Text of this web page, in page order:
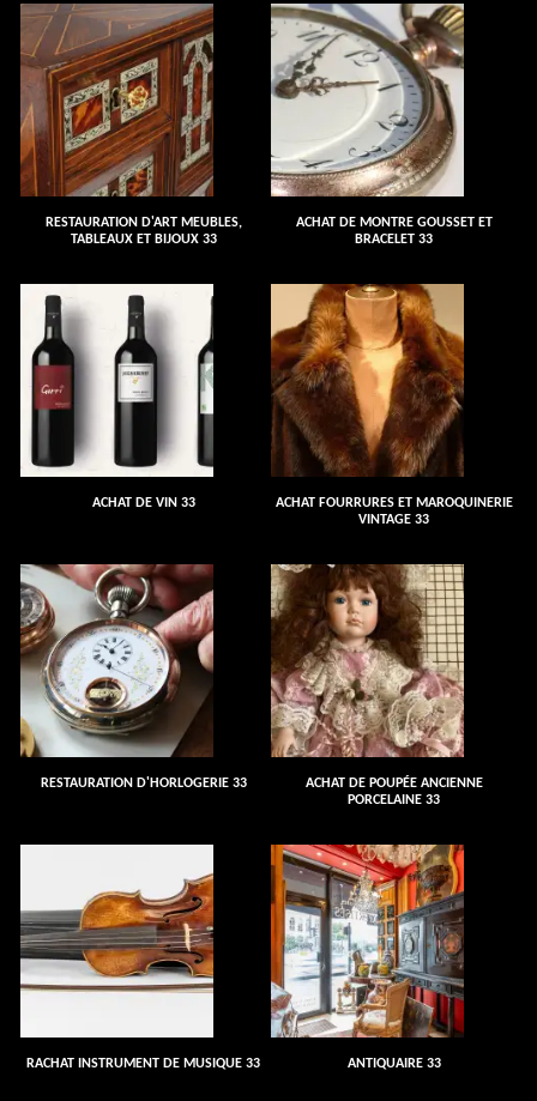
RESTAURATION D'ART MEUBLES,
TABLEAUX ET BIJOUX 33
ACHAT DE MONTRE GOUSSET ET
BRACELET 33
ACHAT DE VIN 33
ACHAT FOURRURES ET MAROQUINERIE
VINTAGE 33
RESTAURATION D'HORLOGERIE 33
ACHAT DE POUPÉE ANCIENNE
PORCELAINE 33
RACHAT INSTRUMENT DE MUSIQUE 33 ANTIQUAIRE 33